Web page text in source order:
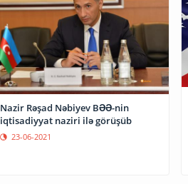
Nazir Rəşad Nəbiyev BƏƏ-nin
iqtisadiyyat naziri ilə görüşüb
23-06-2021